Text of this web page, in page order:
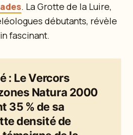
. La Grotte de la Luire,
débutants, révèle
fascinant.
: Le Vercors
Natura 2000
35 % de sa
densité de